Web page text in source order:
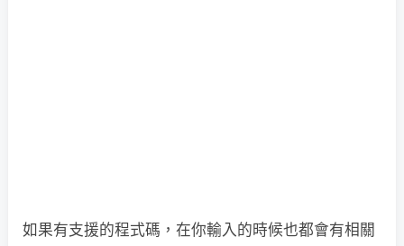
如果有支援的程式碼，在你輸入的時候也都會有相關